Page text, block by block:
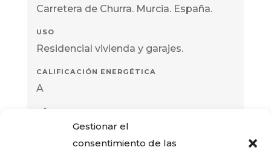
Gestionar el
consentimiento de las
Carretera de Churra. Murcia. España.
Residencial vivienda y garajes.
A